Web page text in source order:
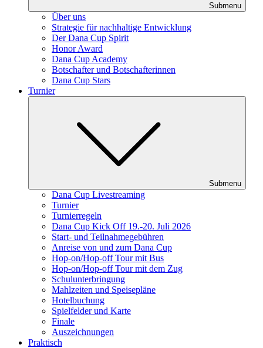
Submenu
Über uns
Strategie für nachhaltige Entwicklung
Der Dana Cup Spirit
Honor Award
Dana Cup Academy
Botschafter und Botschafterinnen
Dana Cup Stars
Turnier
Submenu
Dana Cup Livestreaming
Turnier
Turnierregeln
Dana Cup Kick Off 19.-20. Juli 2026
Start- und Teilnahmegebühren
Anreise von und zum Dana Cup
Hop-on/Hop-off Tour mit Bus
Hop-on/Hop-off Tour mit dem Zug
Schulunterbringung
Mahlzeiten und Speisepläne
Hotelbuchung
Spielfelder und Karte
Finale
Auszeichnungen
Praktisch